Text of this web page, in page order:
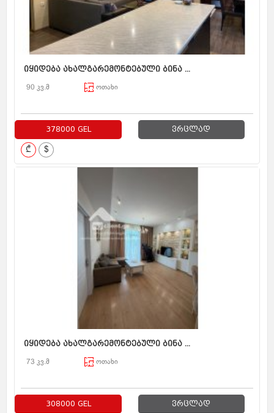
იყიდება ახალგარემონტებული ბინა ...
90 კვ.მ ოთახი
378000 GEL ვრცლად
₾ $
იყიდება ახალგარემონტებული ბინა ...
73 კვ.მ ოთახი
308000 GEL ვრცლად